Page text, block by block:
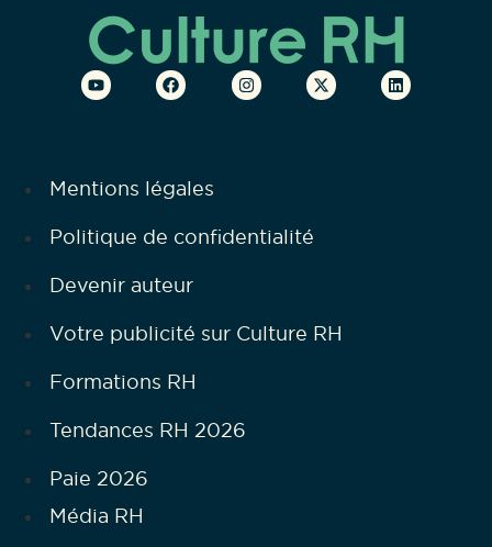
Mentions légales
Politique de confidentialité
Devenir auteur
Votre publicité sur Culture RH
Formations RH
Tendances RH 2026
Paie 2026
Média RH